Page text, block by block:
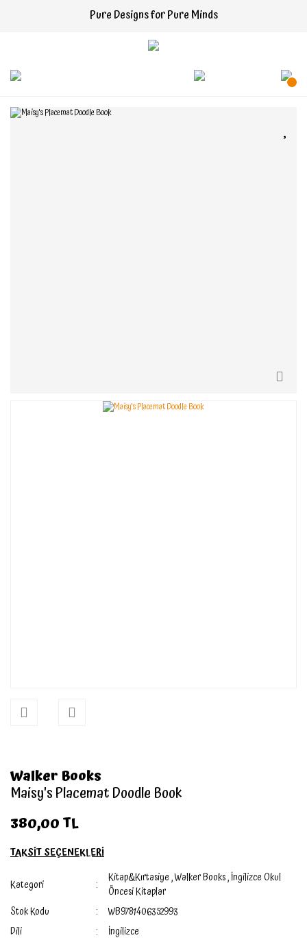
Pure Designs for Pure Minds
Walker Books
Maisy's Placemat Doodle Book
380,00 TL
TAKSİT SEÇENEKLERİ
Kategori Kitap&Kırtasiye,Walker Books,İngilizce Okul
Öncesi Kitaplar
Stok Kodu
WB9781406352993
Dili
İngilizce